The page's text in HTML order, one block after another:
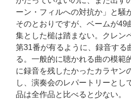
ーン・フィルへの対抗か」と騒
そのとおりですが、ベームが49
集とした槌は踏まない。クレン
第31番が有るように、録音する
る。一般的に聴かれる曲の模範
に録音を残したかったカラヤン
し、演奏会のレパートリーとし
品は全作品と比べると少ない。